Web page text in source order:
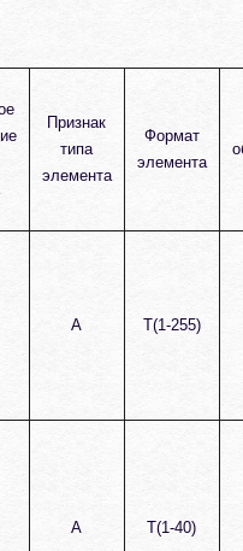
Признак
типа
элемента
Формат
элемента
А T(1-255)
А T(1-40)